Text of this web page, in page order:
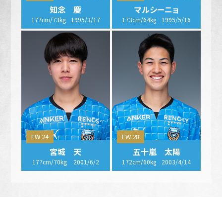
知念 慶
177cm/73kg 1995/3/17
マルシーニョ
173cm/64㎏ 1995/5/16
FW 24
宮城 天
177cm/70kg 2001/6/2
FW 28
五十嵐 太陽
172cm/60㎏ 2003/4/14